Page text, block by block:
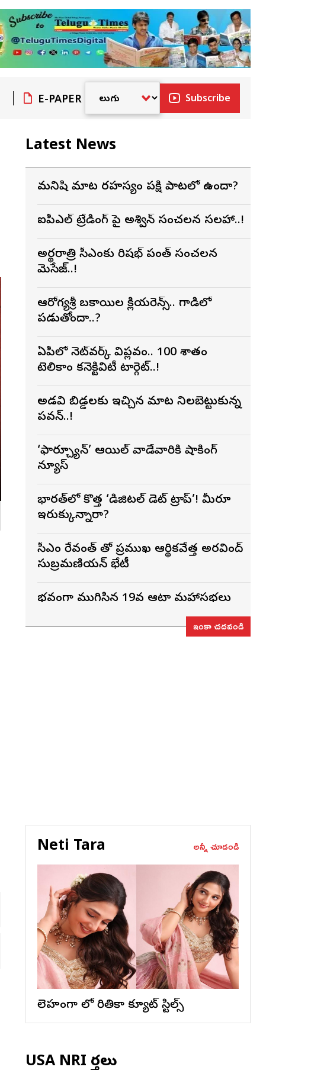
E-PAPER Subscribe
Latest News
మనిషి మాట రహస్యం పక్షి పాటలో ఉందా?
ఐపీఎల్ ట్రేడింగ్ పై అశ్విన్ సంచలన సలహా..!
అర్థరాత్రి సీఎంకు రిషభ్ పంత్ సంచలన
మెసేజ్..!
ఆరోగ్యశ్రీ బకాయిల క్లియరెన్స్.. గాడిలో
పడుతోందా..?
ఏపీలో నెట్‌వర్క్ విప్లవం.. 100 శాతం
టెలికాం కనెక్టివిటీ టార్గెట్..!
అడవి బిడ్డలకు ఇచ్చిన మాట నిలబెట్టుకున్న
పవన్..!
‘ఫార్చ్యూన్’ ఆయిల్ వాడేవారికి షాకింగ్
న్యూస్
భారత్‌లో కొత్త ‘డిజిటల్ డెట్ ట్రాప్’! మీరూ
ఇరుక్కున్నారా?
సీఎం రేవంత్ తో ప్రముఖ ఆర్థికవేత్త అరవింద్‌
సుబ్రమణియన్ భేటీ
వైభవంగా ముగిసిన 19వ ఆటా మహాసభలు
ఇంకా చదవండి
Neti Tara అన్నీ చూడండి
లెహంగా లో రితికా క్యూట్ స్టిల్స్
USA NRI వార్తలు